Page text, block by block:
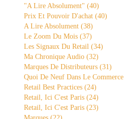
"a Lire Absolument" (40)
Prix Et Pouvoir D'achat (40)
A Lire Absolument (38)
Le Zoom Du Mois (37)
Les Signaux Du Retail (34)
Ma Chronique Audio (32)
Marques De Distributeurs (31)
Quoi De Neuf Dans Le Commerce
Retail Best Practices (24)
Retail, Ici C'est Paris (24)
Retail, Ici C'est Paris (23)